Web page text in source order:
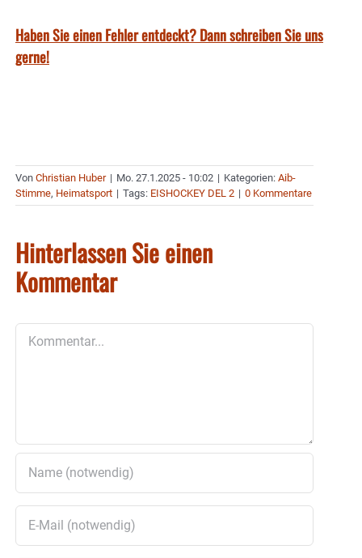
Haben Sie einen Fehler entdeckt? Dann schreiben Sie uns
gerne!
Von Christian Huber | Mo. 27.1.2025 - 10:02 | Kategorien: Aib-
Stimme, Heimatsport | Tags: EISHOCKEY DEL 2 | 0 Kommentare
Hinterlassen Sie einen
Kommentar